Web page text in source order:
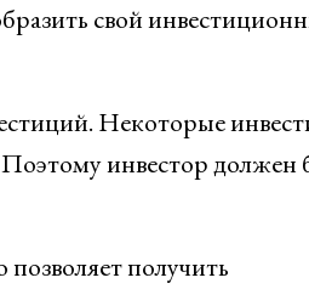
свой
Некоторые
инвестор должен
получить